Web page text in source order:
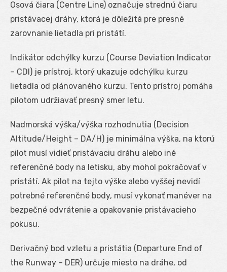
Osová čiara (Centre Line) označuje strednú čiaru
pristávacej dráhy, ktorá je dôležitá pre presné
zarovnanie lietadla pri pristátí.
Indikátor odchýlky kurzu (Course Deviation Indicator
– CDI) je prístroj, ktorý ukazuje odchýlku kurzu
lietadla od plánovaného kurzu. Tento prístroj pomáha
pilotom udržiavať presný smer letu.
Nadmorská výška/výška rozhodnutia (Decision
Altitude/Height – DA/H) je minimálna výška, na ktorú
pilot musí vidieť pristávaciu dráhu alebo iné
referenčné body na letisku, aby mohol pokračovať v
pristátí. Ak pilot na tejto výške alebo vyššej nevidí
potrebné referenčné body, musí vykonať manéver na
bezpečné odvrátenie a opakovanie pristávacieho
pokusu.
Derivačný bod vzletu a pristátia (Departure End of
the Runway – DER) určuje miesto na dráhe, od